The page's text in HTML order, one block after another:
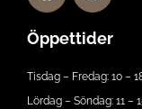
Öppettider
Tisdag – Fredag: 10 –
Lördag – Söndag: 11 –